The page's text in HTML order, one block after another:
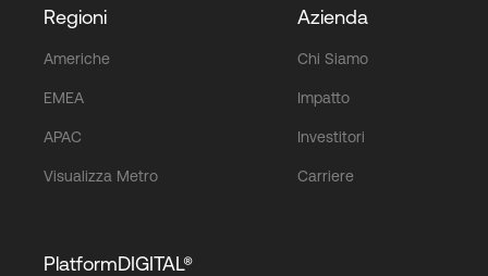
Regioni
Americhe
EMEA
APAC
Visualizza Metro
Azienda
Chi Siamo
Impatto
Investitori
Carriere
PlatformDIGITAL®